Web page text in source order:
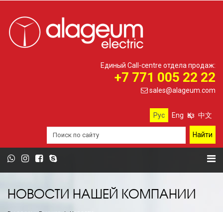
Единый Call-centre отдела продаж:
+7 771 005 22 22
sales@alageum.com
Рус Eng Қаз 中文
НОВОСТИ НАШЕЙ КОМПАНИИ